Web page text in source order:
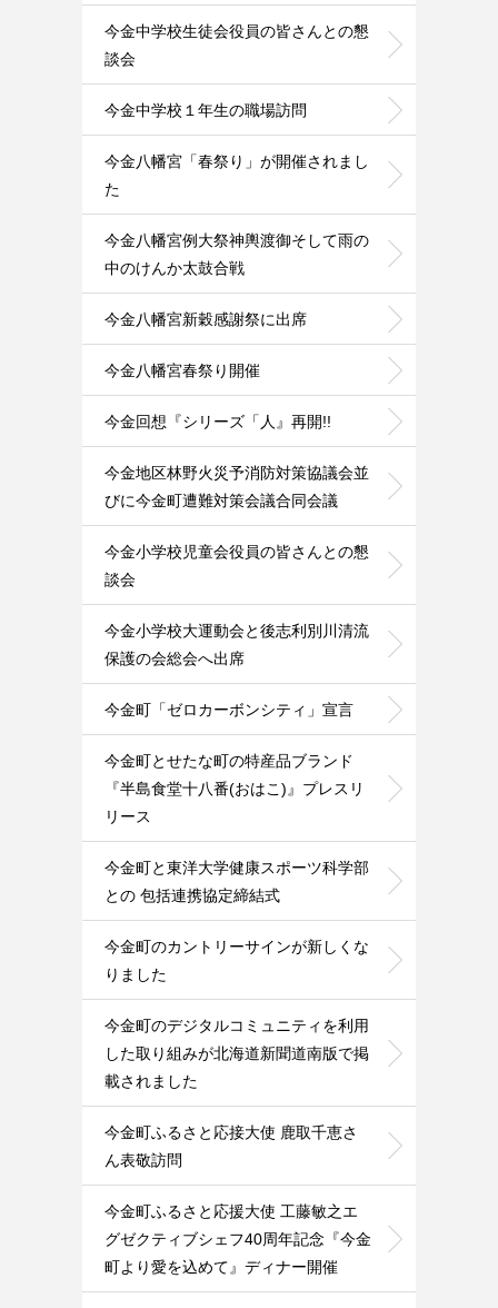
今金中学校生徒会役員の皆さんとの懇
談会
今金中学校１年生の職場訪問
今金八幡宮「春祭り」が開催されまし
た
今金八幡宮例大祭神輿渡御そして雨の
中のけんか太鼓合戦
今金八幡宮新穀感謝祭に出席
今金八幡宮春祭り開催
今金回想『シリーズ「人』再開!!
今金地区林野火災予消防対策協議会並
びに今金町遭難対策会議合同会議
今金小学校児童会役員の皆さんとの懇
談会
今金小学校大運動会と後志利別川清流
保護の会総会へ出席
今金町「ゼロカーボンシティ」宣言
今金町とせたな町の特産品ブランド
『半島食堂十八番(おはこ)』プレスリ
リース
今金町と東洋大学健康スポーツ科学部
との 包括連携協定締結式
今金町のカントリーサインが新しくな
りました
今金町のデジタルコミュニティを利用
した取り組みが北海道新聞道南版で掲
載されました
今金町ふるさと応接大使 鹿取千恵さ
ん表敬訪問
今金町ふるさと応援大使 工藤敏之エ
グゼクティブシェフ40周年記念『今金
町より愛を込めて』ディナー開催